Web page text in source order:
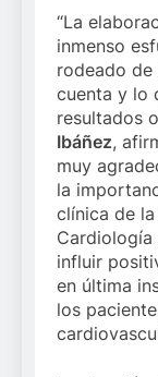
“La
inmenso
rodeado de
cuenta y lo
resultados
Ibáñez,
muy
la
clínica de
Cardiología
influir
en última
los